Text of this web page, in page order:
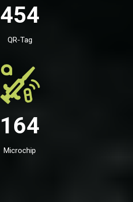
454
QR-Tag
164
Microchip